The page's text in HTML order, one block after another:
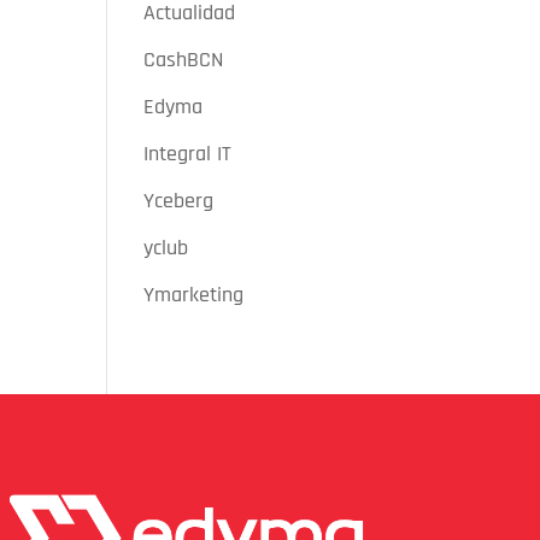
Actualidad
CashBCN
Edyma
Integral IT
Yceberg
yclub
Ymarketing